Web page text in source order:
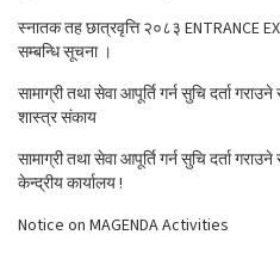
स्नातक तह छात्रवृत्ति २०८३ ENTRANCE
सम्बन्धि सूचना ।
सामाग्री तथा सेवा आपूर्ति गर्न सुचि दर्ता
शास्त्र संकाय
सामाग्री तथा सेवा आपूर्ति गर्न सुचि दर्ता
केन्द्रीय कार्यालय !
Notice on MAGENDA Activities